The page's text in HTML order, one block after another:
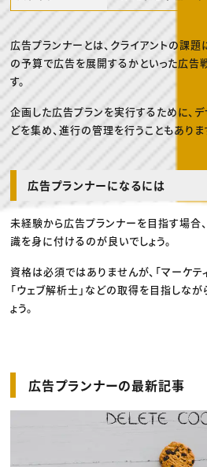
広告プランナーとは、クライアントの課題
の予算で広告を展開するかといった広告
す。
企画した広告プランを実行するために、
どを集め、進行の管理を行うこともありま
広告プランナーになるには
未経験から広告プランナーを目指す場合
識を身に付けるのが良いでしょう。
資格は必須ではありませんが、「マーケテ
「ウェブ解析士」などの取得を目指しな
ょう。
広告プランナーの最新記事